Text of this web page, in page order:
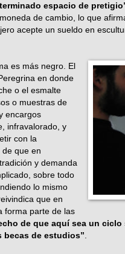
espacio de
de cambio, lo que
acepte un sueldo en
es más negro. El
en donde
o el esmalte
o muestras de
encargos
infravalorado, y
con la
de que en
y demanda
sobre todo
lo mismo
que en
forma parte de las
de que aquí sea un
becas de estudios”